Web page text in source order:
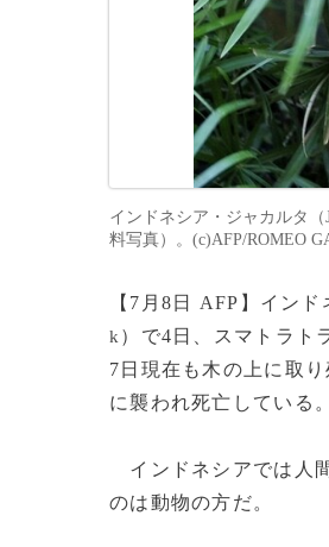
インドネシア・ジャカルタ（
料写真）。(c)AFP/ROMEO
【7月8日 AFP】イン
k ）で4日、スマトラト
7日現在も木の上に取
に襲われ死亡している。
インドネシアでは人
のは動物の方だ。